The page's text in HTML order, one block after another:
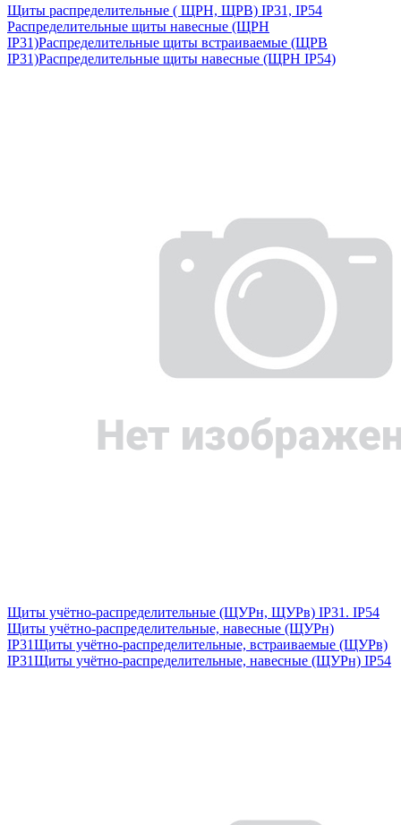
Щиты распределительные ( ЩРН, ЩРВ) IP31, IP54
Распределительные щиты навесные (ЩРН
IP31)Распределительные щиты встраиваемые (ЩРВ
IP31)Распределительные щиты навесные (ЩРН IP54)
Щиты учётно-распределительные (ЩУРн, ЩУРв) IP31. IP54
Щиты учётно-распределительные, навесные (ЩУРн)
IP31Щиты учётно-распределительные, встраиваемые (ЩУРв)
IP31Щиты учётно-распределительные, навесные (ЩУРн) IP54